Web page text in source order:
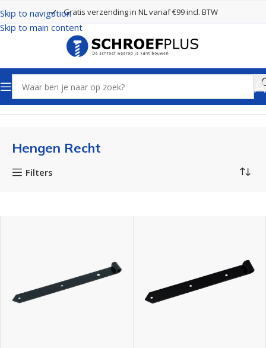
Skip to navigation
Skip to main content
Gratis verzending in NL vanaf €99 incl. BTW
Home Poort- en hekbeslag Hengen Recht
Hengen Recht
Filters